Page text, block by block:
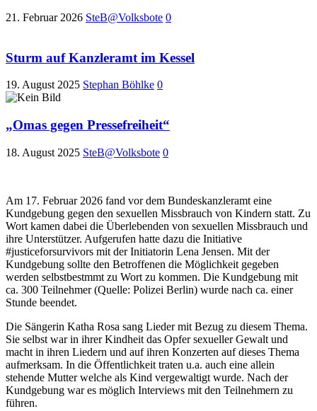
21. Februar 2026 SteB@Volksbote 0
Sturm auf Kanzleramt im Kessel
19. August 2025 Stephan Böhlke 0
„Omas gegen Pressefreiheit“
18. August 2025 SteB@Volksbote 0
Am 17. Februar 2026 fand vor dem Bundeskanzleramt eine
Kundgebung gegen den sexuellen Missbrauch von Kindern statt. Zu
Wort kamen dabei die Überlebenden von sexuellen Missbrauch und
ihre Unterstützer. Aufgerufen hatte dazu die Initiative
#justiceforsurvivors mit der Initiatorin Lena Jensen. Mit der
Kundgebung sollte den Betroffenen die Möglichkeit gegeben
werden selbstbestmmt zu Wort zu kommen. Die Kundgebung mit
ca. 300 Teilnehmer (Quelle: Polizei Berlin) wurde nach ca. einer
Stunde beendet.
Die Sängerin Katha Rosa sang Lieder mit Bezug zu diesem Thema.
Sie selbst war in ihrer Kindheit das Opfer sexueller Gewalt und
macht in ihren Liedern und auf ihren Konzerten auf dieses Thema
aufmerksam. In die Öffentlichkeit traten u.a. auch eine allein
stehende Mutter welche als Kind vergewaltigt wurde. Nach der
Kundgebung war es möglich Interviews mit den Teilnehmern zu
führen.